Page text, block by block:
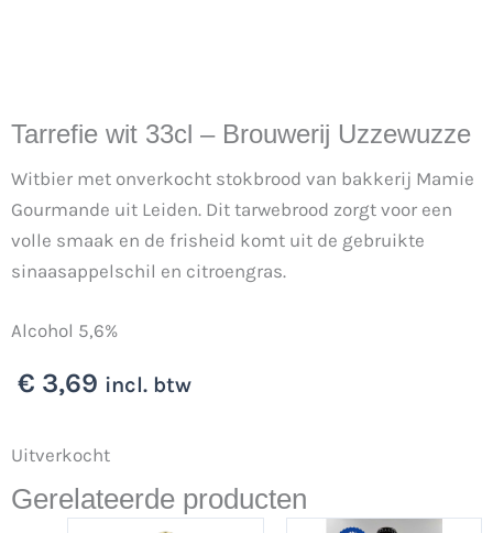
Tarrefie wit 33cl – Brouwerij Uzzewuzze
Witbier met onverkocht stokbrood van bakkerij Mamie
Gourmande uit Leiden. Dit tarwebrood zorgt voor een
volle smaak en de frisheid komt uit de gebruikte
sinaasappelschil en citroengras.
Alcohol 5,6%
€ 3,69 incl. btw
Uitverkocht
Gerelateerde producten